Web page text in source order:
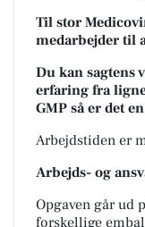
Til stor
medarbejder til
Du kan
erfaring fra
GMP så er det
Arbejdstiden er
Arbejds- og
Opgaven går ud
forskellige